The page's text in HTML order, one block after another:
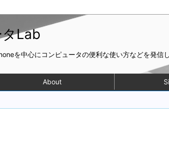
Lab
を中心にコンピュータの便利な使い方などを発信
About